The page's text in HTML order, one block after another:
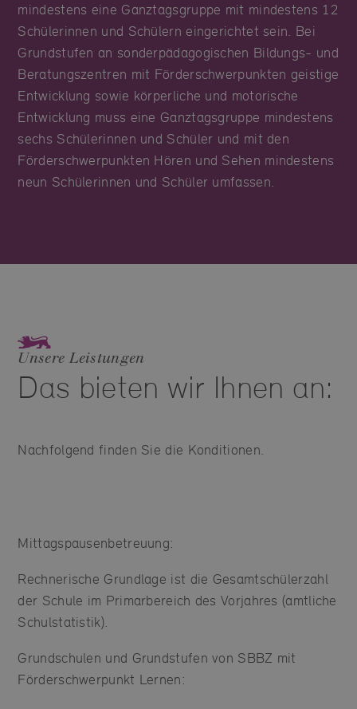
mindestens eine Ganztagsgruppe mit mindestens 12
Schülerinnen und Schülern eingerichtet sein. Bei
Grundstufen an sonderpädagogischen Bildungs- und
Beratungszentren mit Förderschwerpunkten geistige
Entwicklung sowie körperliche und motorische
Entwicklung muss eine Ganztagsgruppe mindestens
sechs Schülerinnen und Schüler und mit den
Förderschwerpunkten Hören und Sehen mindestens
neun Schülerinnen und Schüler umfassen.
Unsere Leistungen
Das bieten wir Ihnen an:
Nachfolgend finden Sie die Konditionen.
Mittagspausenbetreuung:
Rechnerische Grundlage ist die Gesamtschülerzahl
der Schule im Primarbereich des Vorjahres (amtliche
Schulstatistik).
Grundschulen und Grundstufen von SBBZ mit
Förderschwerpunkt Lernen: